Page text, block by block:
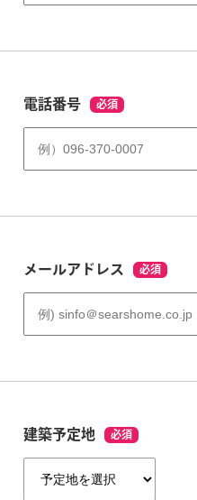
電話番号 必須
メールアドレス 必須
建築予定地 必須